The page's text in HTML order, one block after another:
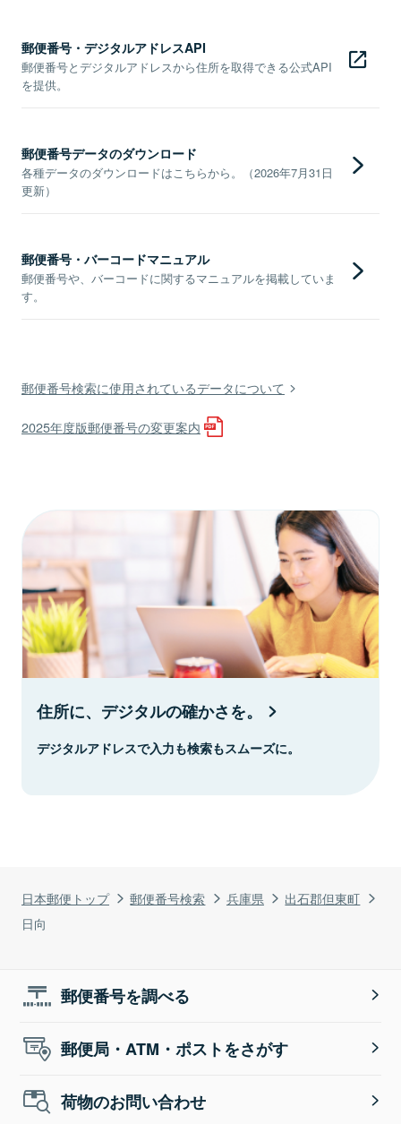
日本郵便トップ 郵便番号検索 兵庫県
出石郡但東町
日向
郵便番号・デジタルアドレスAPI
郵便番号とデジタルアドレスから住所を取得できる公式API
を提供。
郵便番号データのダウンロード
各種データのダウンロードはこちらから。（2026年7月31日
更新）
郵便番号・バーコードマニュアル
郵便番号や、バーコードに関するマニュアルを掲載していま
す。
郵便番号検索に使用されているデータについて
2025年度版郵便番号の変更案内
住所に、デジタルの確かさを。
デジタルアドレスで入力も検索もスムーズに。
郵便番号を調べる
郵便局・ATM・ポストをさがす
荷物のお問い合わせ